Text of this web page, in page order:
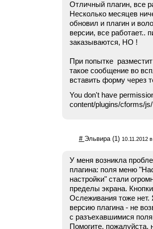
Отличный плагин, все
Несколько месяцев
обновил и плагин и
версии, все работает..
заказываются, НО !
При попытке
такое сообщение во
вставить форму через
You don't have
content/plugins/cforms/
# Эльвира (1) 10.11.2012
У меня возникла
плагина: поля меню
настройки" стали
пределы экрана.
Ослеживания тоже нет.
версию плагина - не
с разъехавшимися
Помогите, пожалуйста,